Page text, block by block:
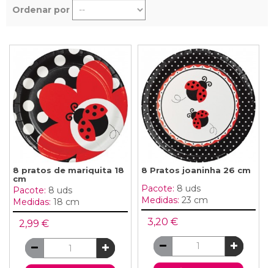
Ordenar por
8 pratos de mariquita 18
cm
Pacote: 8 uds
Medidas: 18 cm
2,99 €
8 Pratos joaninha 26 cm
Pacote: 8 uds
Medidas: 23 cm
3,20 €